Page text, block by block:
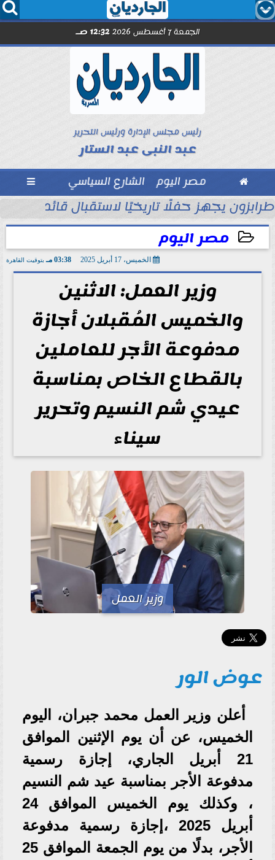
  
الجمعة 7 أغسطس 2026 12:32 صـ
رئيس مجلس الإدارة ورئيس التحرير
عبد النبى عبد الستار
 مصر اليوم الشارع السياسي 
طرابزون يجهز حفلًا تاريخيًا لاستقبال قائد
مصر اليوم
الخميس، 17 أبريل 2025 03:38 مـ بتوقيت القاهرة
وزير العمل: الاثنين
والخميس المُقبلان أجازة
مدفوعة الأجر للعاملين
بالقطاع الخاص بمناسبة
عيدي شم النسيم وتحرير
سيناء
وزير العمل
عوض الور
أعلن وزير العمل محمد جبران، اليوم
الخميس، عن أن يوم الإثنين الموافق
21 أبريل الجاري، إجازة رسمية
مدفوعة الأجر بمناسبة عيد شم النسيم
، وكذلك يوم الخميس الموافق 24
أبريل 2025 ،إجازة رسمية مدفوعة
الأجر، بدلًا من يوم الجمعة الموافق 25